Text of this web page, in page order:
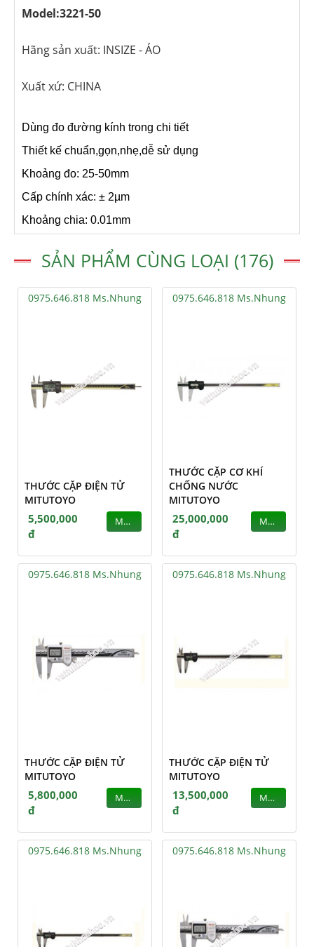
Model:3221-50
Hãng sản xuất: INSIZE - ÁO
Xuất xứ: CHINA
Dùng đo đường kính trong chi tiết
Thiết kế chuẩn,gọn,nhẹ,dễ sử dụng
Khoảng đo: 25-50mm
Cấp chính xác: ± 2µm
Khoảng chia: 0.01mm
SẢN PHẨM CÙNG LOẠI (176)
0975.646.818 Ms.Nhung
THƯỚC CẶP ĐIỆN TỬ
MITUTOYO
5,500,000
đ
MUA
0975.646.818 Ms.Nhung
THƯỚC CẶP CƠ KHÍ
CHỐNG NƯỚC
MITUTOYO
25,000,000
đ
MUA
0975.646.818 Ms.Nhung
THƯỚC CẶP ĐIỆN TỬ
MITUTOYO
5,800,000
đ
MUA
0975.646.818 Ms.Nhung
THƯỚC CẶP ĐIỆN TỬ
MITUTOYO
13,500,000
đ
MUA
0975.646.818 Ms.Nhung 0975.646.818 Ms.Nhung